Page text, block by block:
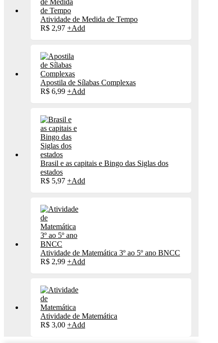
Atividade de Medida de Tempo
R$ 2,97 +Add
Apostila de Sílabas Complexas
R$ 6,99 +Add
Brasil e as capitais e Bingo das Siglas dos
estados
R$ 5,97 +Add
Atividade de Matemática 3º ao 5º ano BNCC
R$ 2,99 +Add
Atividade de Matemática
R$ 3,00 +Add